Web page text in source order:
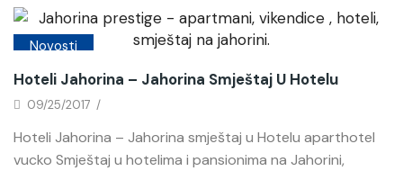
Novosti
Hoteli Jahorina – Jahorina Smještaj U Hotelu
09/25/2017 /
Hoteli Jahorina – Jahorina smještaj u Hotelu aparthotel
vucko Smještaj u hotelima i pansionima na Jahorini,